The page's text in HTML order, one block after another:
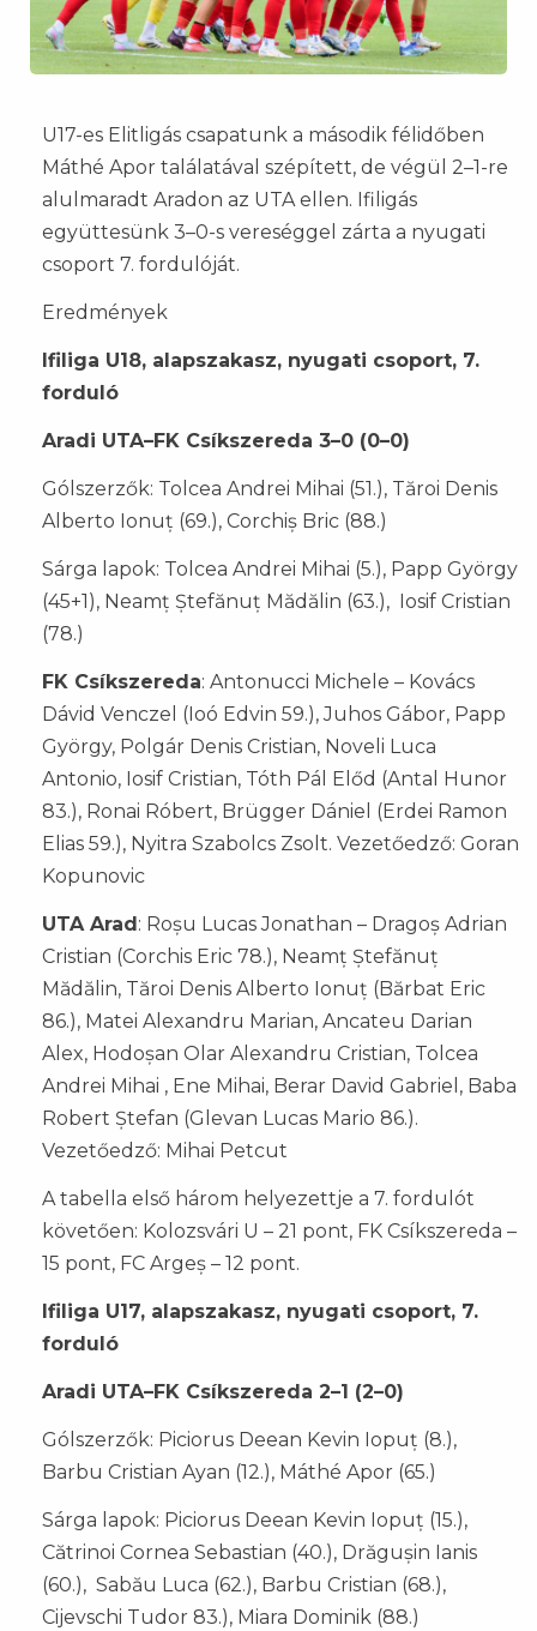
U17-es Elitligás csapatunk a második félidőben
Máthé Apor találatával szépített, de végül 2–1-re
alulmaradt Aradon az UTA ellen. Ifiligás
együttesünk 3–0-s vereséggel zárta a nyugati
csoport 7. fordulóját.
Eredmények
Ifiliga U18, alapszakasz, nyugati csoport, 7.
forduló
Aradi UTA–FK Csíkszereda 3–0 (0–0)
Gólszerzők: Tolcea Andrei Mihai (51.), Tăroi Denis
Alberto Ionuț (69.), Corchiș Bric (88.)
Sárga lapok: Tolcea Andrei Mihai (5.), Papp György
(45+1), Neamț Ștefănuț Mădălin (63.), Iosif Cristian
(78.)
FK Csíkszereda: Antonucci Michele – Kovács
Dávid Venczel (Ioó Edvin 59.), Juhos Gábor, Papp
György, Polgár Denis Cristian, Noveli Luca
Antonio, Iosif Cristian, Tóth Pál Előd (Antal Hunor
83.), Ronai Róbert, Brügger Dániel (Erdei Ramon
Elias 59.), Nyitra Szabolcs Zsolt. Vezetőedző: Goran
Kopunovic
UTA Arad: Roșu Lucas Jonathan – Dragoș Adrian
Cristian (Corchis Eric 78.), Neamț Ștefănuț
Mădălin, Tăroi Denis Alberto Ionuț (Bărbat Eric
86.), Matei Alexandru Marian, Ancateu Darian
Alex, Hodoșan Olar Alexandru Cristian, Tolcea
Andrei Mihai , Ene Mihai, Berar David Gabriel, Baba
Robert Ștefan (Glevan Lucas Mario 86.).
Vezetőedző: Mihai Petcut
A tabella első három helyezettje a 7. fordulót
követően: Kolozsvári U – 21 pont, FK Csíkszereda –
15 pont, FC Argeș – 12 pont.
Ifiliga U17, alapszakasz, nyugati csoport, 7.
forduló
Aradi UTA–FK Csíkszereda 2–1 (2–0)
Gólszerzők: Piciorus Deean Kevin Iopuț (8.),
Barbu Cristian Ayan (12.), Máthé Apor (65.)
Sárga lapok: Piciorus Deean Kevin Iopuț (15.),
Cătrinoi Cornea Sebastian (40.), Drăgușin Ianis
(60.), Sabău Luca (62.), Barbu Cristian (68.),
Cijevschi Tudor 83.), Miara Dominik (88.)